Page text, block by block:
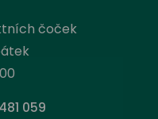
čoček
059